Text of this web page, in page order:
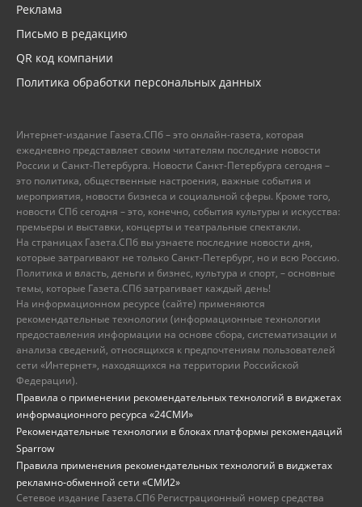
Реклама
Письмо в редакцию
QR код компании
Политика обработки персональных данных
Интернет-издание Газета.СПб – это онлайн-газета, которая
ежедневно представляет своим читателям последние новости
России и Санкт-Петербурга. Новости Санкт-Петербурга сегодня –
это политика, общественные настроения, важные события и
мероприятия, новости бизнеса и социальной сферы. Кроме того,
новости СПб сегодня – это, конечно, события культуры и искусства:
премьеры и выставки, концерты и театральные спектакли.
На страницах Газета.СПб вы узнаете последние новости дня,
которые затрагивают не только Санкт-Петербург, но и всю Россию.
Политика и власть, деньги и бизнес, культура и спорт, – основные
темы, которые Газета.СПб затрагивает каждый день!
На информационном ресурсе (сайте) применяются
рекомендательные технологии (информационные технологии
предоставления информации на основе сбора, систематизации и
анализа сведений, относящихся к предпочтениям пользователей
сети «Интернет», находящихся на территории Российской
Федерации).
Правила о применении рекомендательных технологий в виджетах
информационного ресурса «24СМИ»
Рекомендательные технологии в блоках платформы рекомендаций
Sparrow
Правила применения рекомендательных технологий в виджетах
рекламно-обменной сети «СМИ2»
Сетевое издание Газета.СПб Регистрационный номер средства